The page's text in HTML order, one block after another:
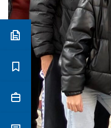
Preinscripció i matrícula
Estudis
Secretaria